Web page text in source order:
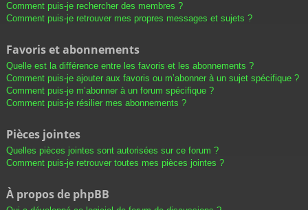
Comment puis-je rechercher des membres ?
Comment puis-je retrouver mes propres messages et sujets ?
Favoris et abonnements
Quelle est la différence entre les favoris et les abonnements ?
Comment puis-je ajouter aux favoris ou m’abonner à un sujet spécifique ?
Comment puis-je m’abonner à un forum spécifique ?
Comment puis-je résilier mes abonnements ?
Pièces jointes
Quelles pièces jointes sont autorisées sur ce forum ?
Comment puis-je retrouver toutes mes pièces jointes ?
À propos de phpBB